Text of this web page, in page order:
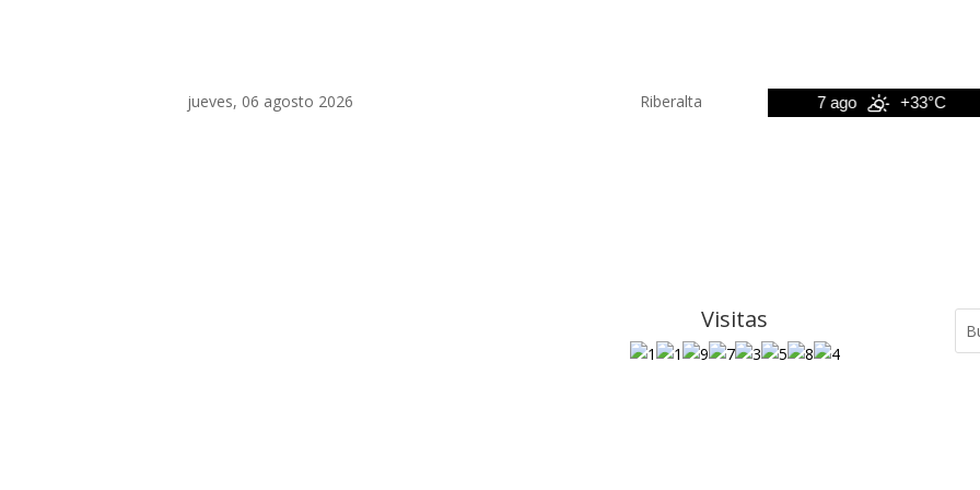
jueves, 06 agosto 2026 Riberalta
6 ago +33°C 7 ago +33°C
Visitas